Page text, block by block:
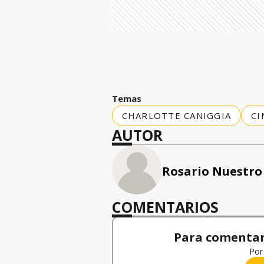
Temas
CHARLOTTE CANIGGIA
AUTOR
Rosario Nuestro
COMENTARIOS
Para